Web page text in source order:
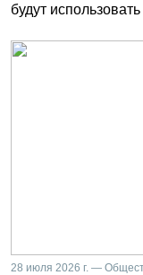
будут
28 июля 2026 г. —